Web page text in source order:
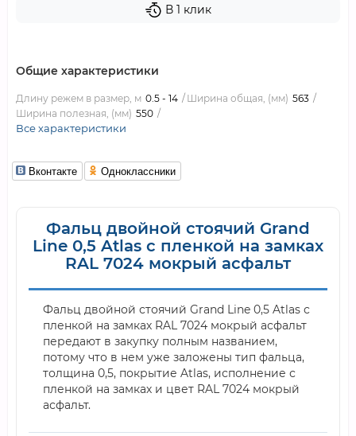
В 1 клик
Общие характеристики
Длину режем в размер, м 0.5 - 14 Ширина общая, (мм) 563
Ширина полезная, (мм) 550
Все характеристики
Вконтакте Одноклассники
Фальц двойной стоячий Grand
Line 0,5 Atlas с пленкой на замках
RAL 7024 мокрый асфальт
Фальц двойной стоячий Grand Line 0,5 Atlas с
пленкой на замках RAL 7024 мокрый асфальт
передают в закупку полным названием,
потому что в нем уже заложены тип фальца,
толщина 0,5, покрытие Atlas, исполнение с
пленкой на замках и цвет RAL 7024 мокрый
асфальт.